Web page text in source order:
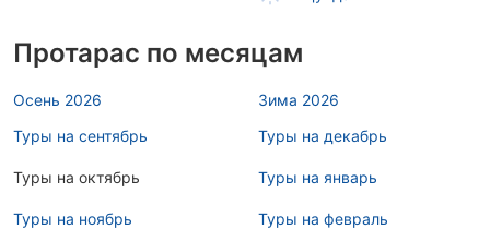
Протарас по месяцам
Осень 2026
Туры на сентябрь
Туры на октябрь
Туры на ноябрь
Зима 2026
Туры на декабрь
Туры на январь
Туры на февраль